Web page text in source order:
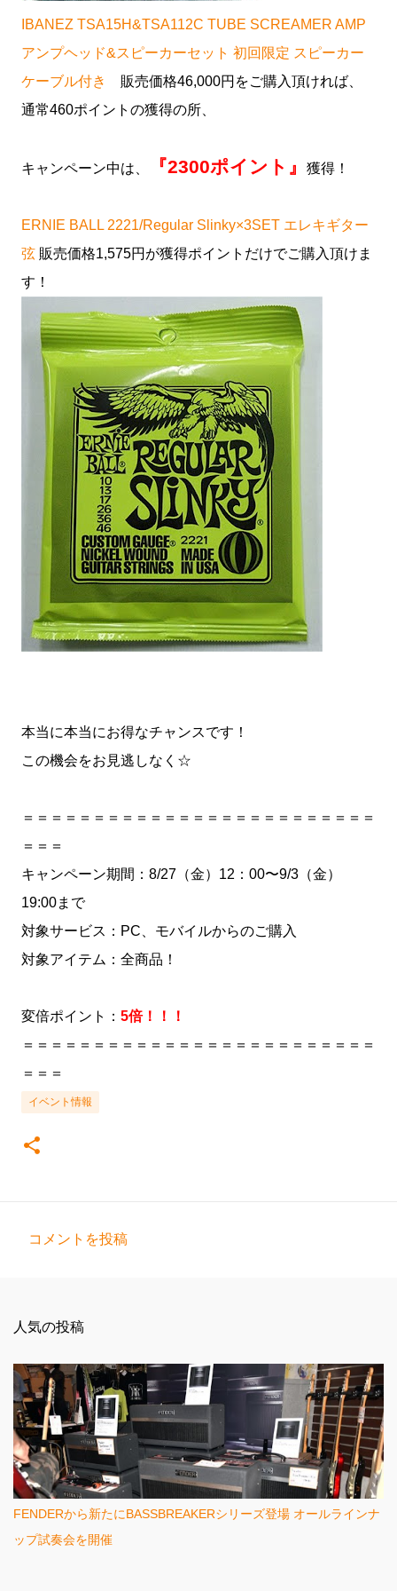
IBANEZ TSA15H&TSA112C TUBE SCREAMER AMP
アンプヘッド&スピーカーセット 初回限定 スピーカー
ケーブル付き
販売価格46,000円をご購入頂ければ、
通常460ポイントの獲得の所、
キャンペーン中は、 『2300ポイント』 獲得！
ERNIE BALL 2221/Regular Slinky×3SET エレキギター
弦 販売価格1,575円が獲得ポイントだけでご購入頂けま
す！
本当に本当にお得なチャンスです！
この機会をお見逃しなく☆
＝＝＝＝＝＝＝＝＝＝＝＝＝＝＝＝＝＝＝＝＝＝＝＝＝
＝＝＝
キャンペーン期間：8/27（金）12：00〜9/3（金）
19:00まで
対象サービス：PC、モバイルからのご購入
対象アイテム：全商品！
変倍ポイント： 5倍！！！
＝＝＝＝＝＝＝＝＝＝＝＝＝＝＝＝＝＝＝＝＝＝＝＝＝
＝＝＝
イベント情報
ト
コメントを投稿
人気の投稿
FENDERから新たにBASSBREAKERシリーズ登場 オールラインナ
ップ試奏会を開催